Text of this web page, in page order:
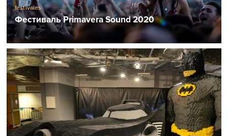
festivales
Фестиваль Primavera Sound 2020